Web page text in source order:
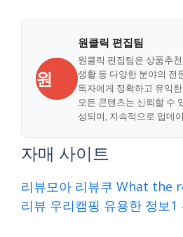
원
원클릭 편집팀
원클릭 편집팀은 상품추
생활 등 다양한 분야의 전
독자에게 정확하고 유익
모든 콘텐츠는 신뢰할 수
성되며, 지속적으로 업데
자매 사이트
리뷰모아 리뷰쿠 What the
리뷰 우리캠핑 유용한 정보1